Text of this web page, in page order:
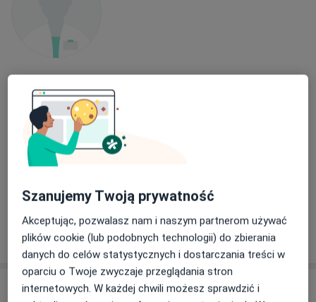
Kardiolog·Więcej
8 opinii
Żelazna 4, Katowice
Centrum Medicover Żelazna
Poproś o wizytę
Szanujemy Twoją prywatność
Akceptując, pozwalasz nam i naszym partnerom używać
plików cookie (lub podobnych technologii) do zbierania
danych do celów statystycznych i dostarczania treści w
oparciu o Twoje zwyczaje przeglądania stron
internetowych. W każdej chwili możesz sprawdzić i